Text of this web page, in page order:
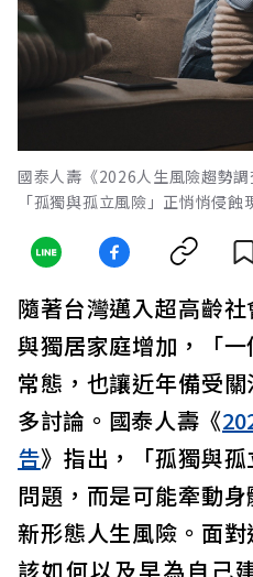
國泰人壽《2026人生風險趨勢
「孤獨與孤立風險」正悄悄侵
隨著台灣邁入超高齡
與獨居家庭增加，「
常態，也讓近年備受
多討論。國泰人壽《
告》指出，「孤獨與
問題，而是可能牽動
新形態人生風險。面
該如何以及早為自己